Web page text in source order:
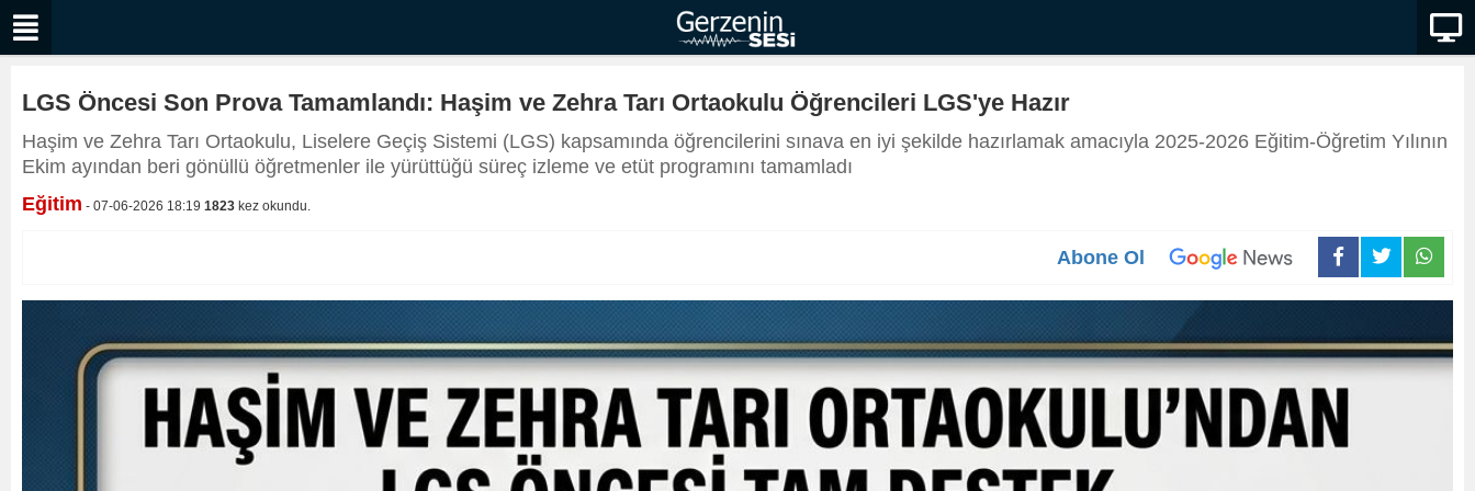
LGS Öncesi Son Prova Tamamlandı: Haşim ve Zehra Tarı Ortaokulu Öğrencileri LGS'ye Hazır
Haşim ve Zehra Tarı Ortaokulu, Liselere Geçiş Sistemi (LGS) kapsamında öğrencilerini sınava en iyi şekilde hazırlamak amacıyla 2025-2026 Eğitim-Öğretim Yılının
Ekim ayından beri gönüllü öğretmenler ile yürüttüğü süreç izleme ve etüt programını tamamladı
Eğitim - 07-06-2026 18:19 1823 kez okundu.
Abone Ol